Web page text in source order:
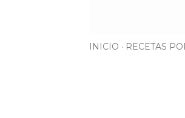
INICIO RECETAS